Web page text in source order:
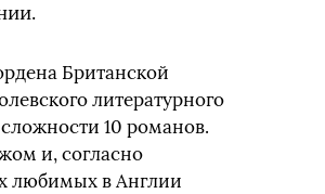
Британской
литературного
10 романов.
и, согласно
любимых в Англии